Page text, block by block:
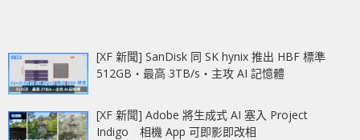
[XF 新聞] SanDisk 同 SK hynix 推出 HBF 標準
512GB‧最高 3TB/s‧主攻 AI 記憶體
[XF 新聞] Adobe 將生成式 AI 塞入 Project
Indigo 相機 App 可即影即改相